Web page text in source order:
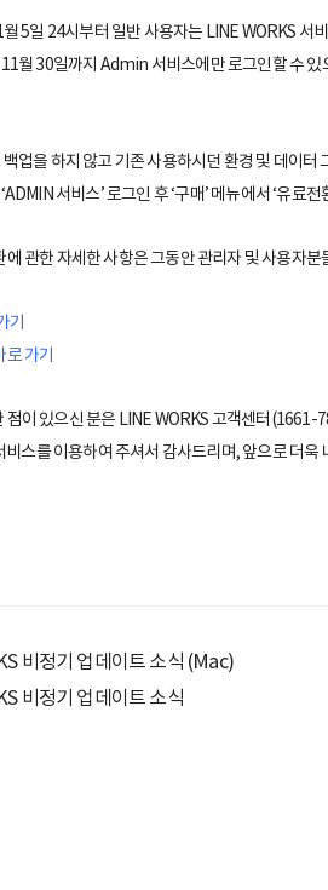
5일 24시부터 일반 사용자는 LINE WORKS 서
월 30일까지 Admin 서비스에만 로그인할 수
업을 하지 않고 기존 사용하시던 환경 및 데이터
서비스’ 로그인 후 ‘구매’ 메뉴에서 ‘유료
관한 자세한 사항은 그동안 관리자 및 사용자
기
로 가기
점이 있으신 분은 LINE WORKS 고객센터(1661-
스를 이용하여 주셔서 감사드리며, 앞으로 더욱
비정기 업데이트 소식 (Mac)
비정기 업데이트 소식